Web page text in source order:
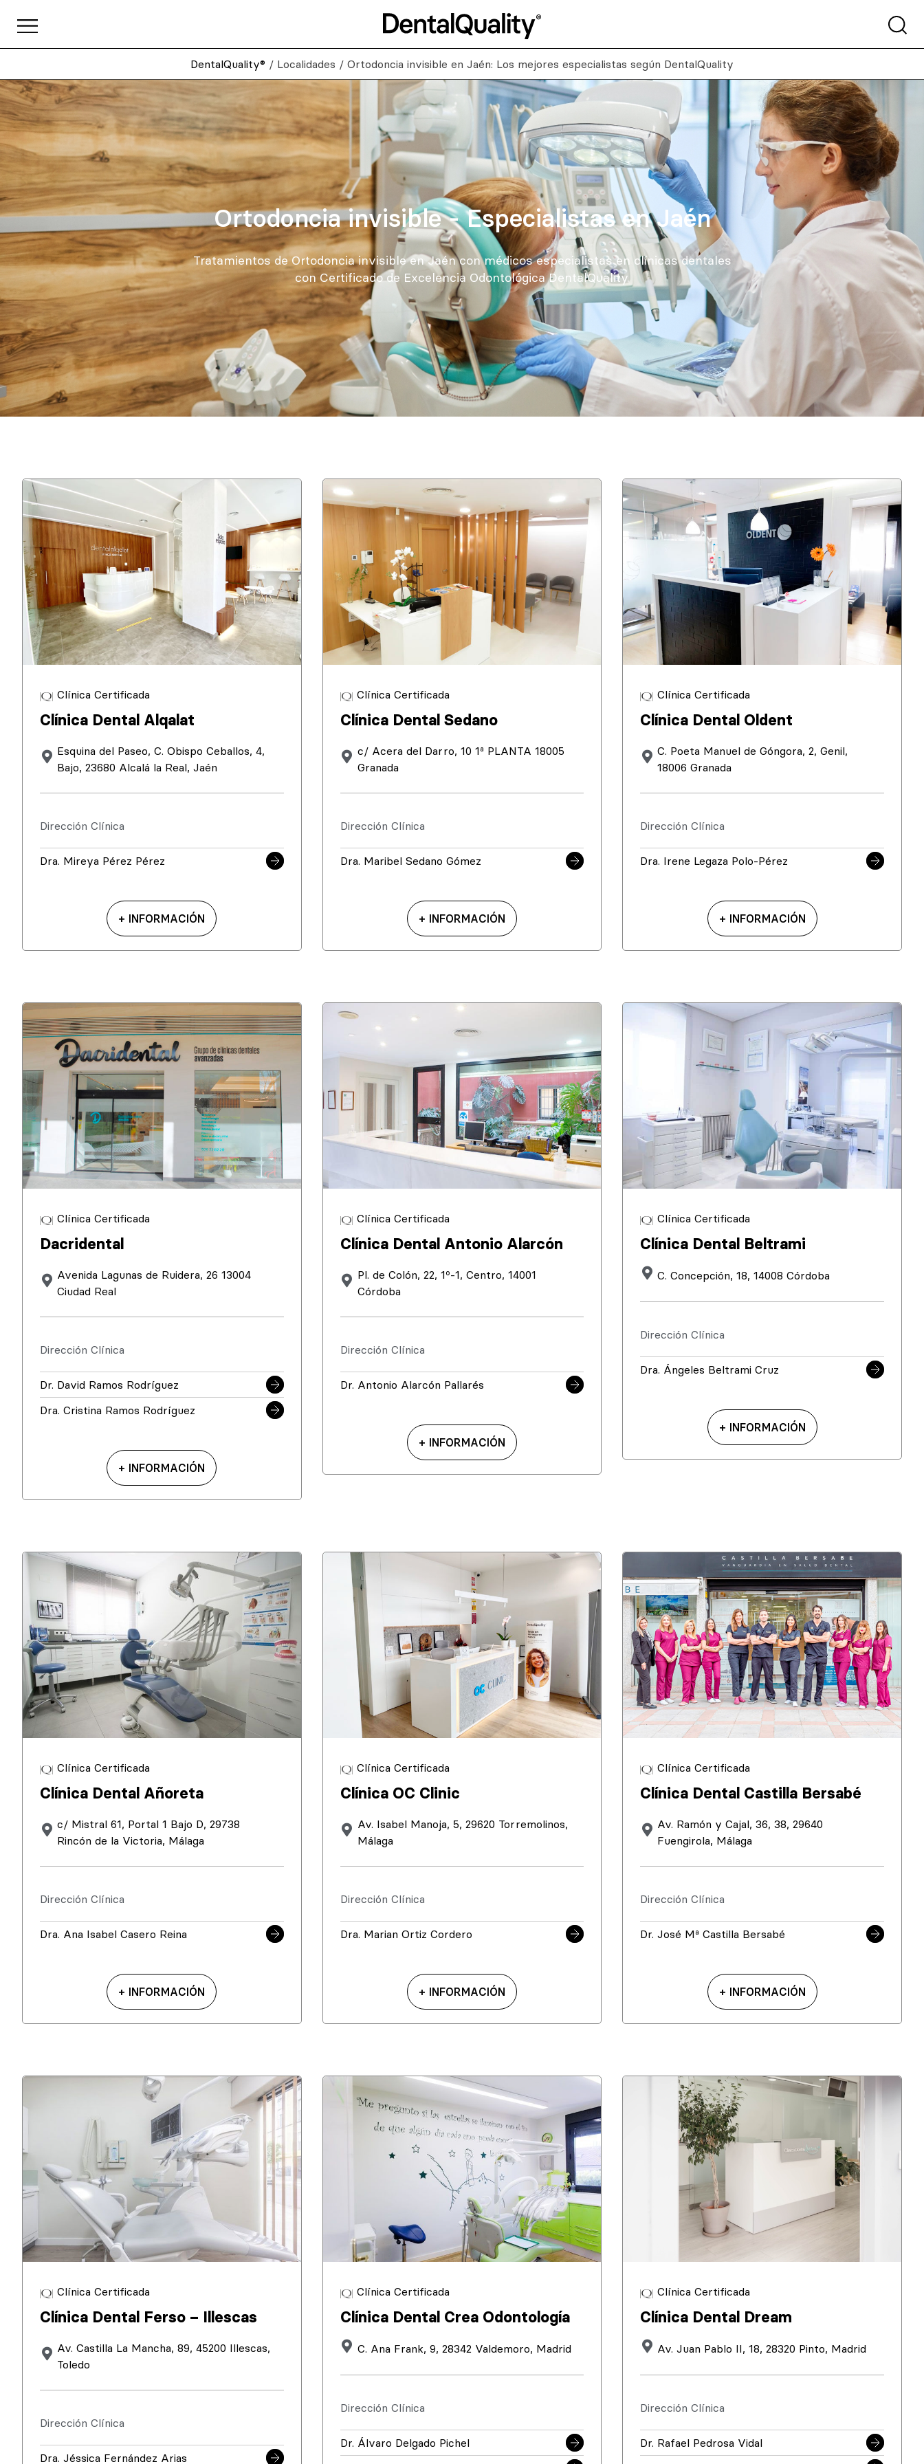
DentalQuality® / Localidades / Ortodoncia invisible en Jaén: Los mejores especialistas según DentalQuality
Ortodoncia invisible - Especialistas en Jaén
Tratamientos de Ortodoncia invisible en Jaén con médicos especialistas en clínicas dentales
con Certificado de Excelencia Odontológica DentalQuality.
Clínica Certificada
Clínica Dental Alqalat
Esquina del Paseo, C. Obispo Ceballos, 4,
Bajo, 23680 Alcalá la Real, Jaén
Dirección Clínica
Dra. Mireya Pérez Pérez
+ INFORMACIÓN
Clínica Certificada
Clínica Dental Sedano
c/ Acera del Darro, 10 1ª PLANTA 18005
Granada
Dirección Clínica
Dra. Maribel Sedano Gómez
+ INFORMACIÓN
Clínica Certificada
Clínica Dental Oldent
C. Poeta Manuel de Góngora, 2, Genil,
18006 Granada
Dirección Clínica
Dra. Irene Legaza Polo-Pérez
+ INFORMACIÓN
Clínica Certificada
Dacridental
Avenida Lagunas de Ruidera, 26 13004
Ciudad Real
Dirección Clínica
Dr. David Ramos Rodríguez
Dra. Cristina Ramos Rodríguez
+ INFORMACIÓN
Clínica Certificada
Clínica Dental Antonio Alarcón
Pl. de Colón, 22, 1º-1, Centro, 14001
Córdoba
Dirección Clínica
Dr. Antonio Alarcón Pallarés
+ INFORMACIÓN
Clínica Certificada
Clínica Dental Beltrami
C. Concepción, 18, 14008 Córdoba
Dirección Clínica
Dra. Ángeles Beltrami Cruz
+ INFORMACIÓN
Clínica Certificada
Clínica Dental Añoreta
c/ Mistral 61, Portal 1 Bajo D, 29738
Rincón de la Victoria, Málaga
Dirección Clínica
Dra. Ana Isabel Casero Reina
+ INFORMACIÓN
Clínica Certificada
Clínica OC Clinic
Av. Isabel Manoja, 5, 29620 Torremolinos,
Málaga
Dirección Clínica
Dra. Marian Ortiz Cordero
+ INFORMACIÓN
Clínica Certificada
Clínica Dental Castilla Bersabé
Av. Ramón y Cajal, 36, 38, 29640
Fuengirola, Málaga
Dirección Clínica
Dr. José Mª Castilla Bersabé
+ INFORMACIÓN
Clínica Certificada
Clínica Dental Ferso – Illescas
Av. Castilla La Mancha, 89, 45200 Illescas,
Toledo
Dirección Clínica
Dra. Jéssica Fernández Arias
Clínica Certificada
Clínica Dental Crea Odontología
C. Ana Frank, 9, 28342 Valdemoro, Madrid
Dirección Clínica
Dr. Álvaro Delgado Pichel
Clínica Certificada
Clínica Dental Dream
Av. Juan Pablo II, 18, 28320 Pinto, Madrid
Dirección Clínica
Dr. Rafael Pedrosa Vidal